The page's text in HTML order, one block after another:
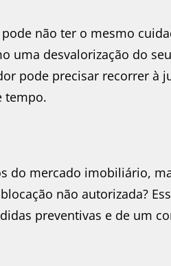
não ter o mesmo
uma desvalorização do
pode precisar recorrer à
tempo.
do mercado imobiliário,
não autorizada?
preventivas e de um